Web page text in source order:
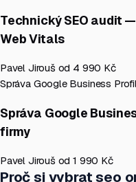
Technický SEO audit
Web Vitals
Pavel Jirouš od 4 990 Kč
Správa Google Business
Správa Google
firmy
Pavel Jirouš od 1 990 Kč
Proč si vybrat seo